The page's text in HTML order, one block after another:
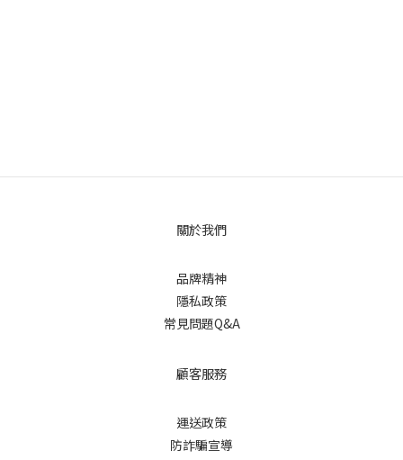
關於我們
品牌精神
隱私政策
常見問題Q&A
顧客服務
運送政策
防詐騙宣導